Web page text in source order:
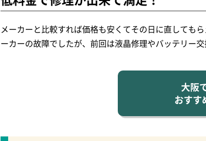
メーカーと比較すれば価格も安くてその日に直しても
ーカーの故障でしたが、前回は液晶修理やバッテリー交
大阪
おすす